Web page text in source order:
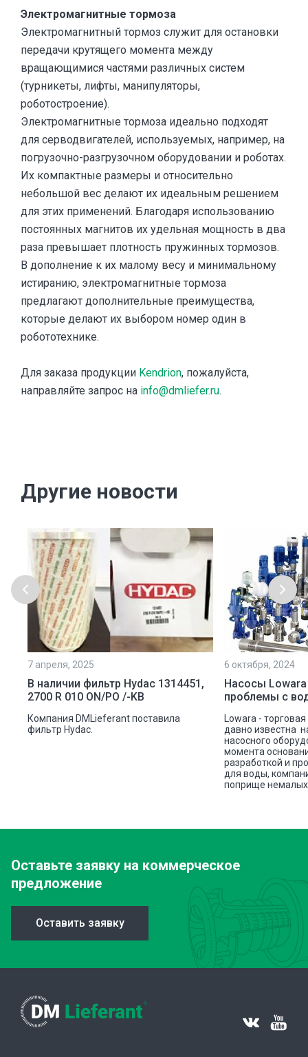
Электромагнитные тормоза
Электромагнитный тормоз служит для остановки
передачи крутящего момента между
вращающимися частями различных систем
(турникеты, лифты, манипуляторы,
роботостроение).
Электромагнитные тормоза идеально подходят
для серводвигателей, используемых, например, на
погрузочно-разгрузочном оборудовании и роботах.
Их компактные размеры и относительно
небольшой вес делают их идеальным решением
для этих применений. Благодаря использованию
постоянных магнитов их удельная мощность в два
раза превышает плотность пружинных тормозов.
В дополнение к их малому весу и минимальному
истиранию, электромагнитные тормоза
предлагают дополнительные преимущества,
которые делают их выбором номер один в
робототехнике.
Для заказа продукции Kendrion, пожалуйста,
направляйте запрос на info@dmliefer.ru.
Другие новости
7 апреля, 2025
В наличии фильтр Hydac 1314451,
2700 R 010 ON/PO /-KB
Компания DMLieferant поставила
фильтр Hydac.
6 октября, 2024
Насосы
проблемы с
Lowara -
давно известна
насосного
момента
разработкой и
для воды,
поприще немалых
Оставьте заявку на коммерческое
предложение
Оставить заявку